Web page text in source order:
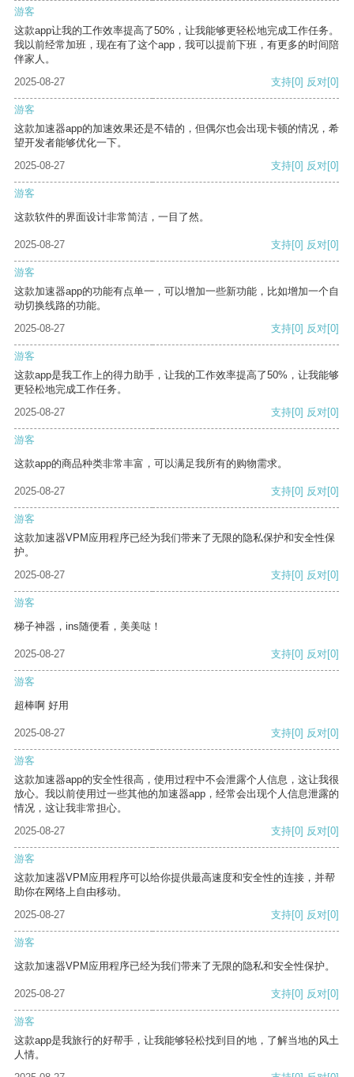
游客
这款app让我的工作效率提高了50%，让我能够更轻松地完成工作任务。
我以前经常加班，现在有了这个app，我可以提前下班，有更多的时间陪
伴家人。
2025-08-27
支持[0] 反对[0]
游客
这款加速器app的加速效果还是不错的，但偶尔也会出现卡顿的情况，希
望开发者能够优化一下。
2025-08-27
支持[0] 反对[0]
游客
这款软件的界面设计非常简洁，一目了然。
2025-08-27 支持[0] 反对[0]
游客
这款加速器app的功能有点单一，可以增加一些新功能，比如增加一个自
动切换线路的功能。
2025-08-27
支持[0] 反对[0]
游客
这款app是我工作上的得力助手，让我的工作效率提高了50%，让我能够
更轻松地完成工作任务。
2025-08-27
支持[0] 反对[0]
游客
这款app的商品种类非常丰富，可以满足我所有的购物需求。
2025-08-27 支持[0] 反对[0]
游客
这款加速器VPM应用程序已经为我们带来了无限的隐私保护和安全性保
护。
2025-08-27
支持[0] 反对[0]
游客
梯子神器，ins随便看，美美哒！
2025-08-27 支持[0] 反对[0]
游客
超棒啊 好用
2025-08-27 支持[0] 反对[0]
游客
这款加速器app的安全性很高，使用过程中不会泄露个人信息，这让我很
放心。我以前使用过一些其他的加速器app，经常会出现个人信息泄露的
情况，这让我非常担心。
2025-08-27
支持[0] 反对[0]
游客
这款加速器VPM应用程序可以给你提供最高速度和安全性的连接，并帮
助你在网络上自由移动。
2025-08-27
支持[0] 反对[0]
游客
这款加速器VPM应用程序已经为我们带来了无限的隐私和安全性保护。
2025-08-27 支持[0] 反对[0]
游客
这款app是我旅行的好帮手，让我能够轻松找到目的地，了解当地的风土
人情。